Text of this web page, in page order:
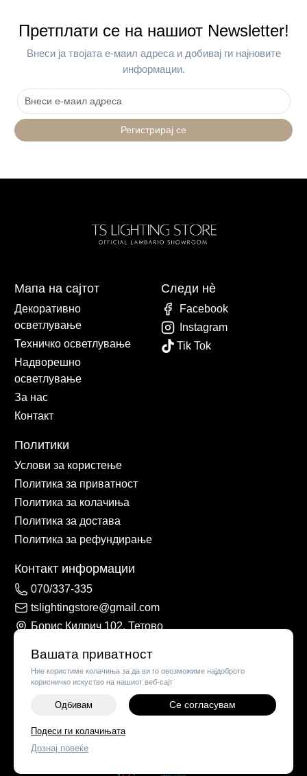
Вашата приватност
Ние користиме колачиња за да ви го овозможиме најдоброто
корисничко искуство на нашиот веб-сајт
Одбивам Се согласувам
Подеси ги колачињата
Дознај повеќе
+
Претплати се на нашиот Newsletter!
Внеси ја твојата е-маил адреса и добивај ги најновите
информации.
Регистрирај се
Мапа на сајтот
Декоративно
осветлување
Техничко осветлување
Надворешно
осветлување
За нас
Контакт
Политики
Услови за користење
Политика за приватност
Политика за колачиња
Политика за достава
Политика за рефундирање
Контакт информации
070/337-335
tslightingstore@gmail.com
Борис Кидрич 102, Тетово
Следи нè
Facebook
Instagram
Tik Tok
©2026
Поставки за колачиња